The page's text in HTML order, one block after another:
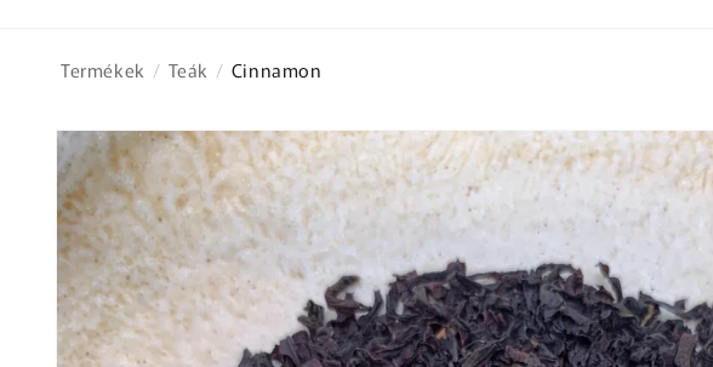
Termékek / Teák / Cinnamon
Kihagyás, és
ugrás a
termékadatokra